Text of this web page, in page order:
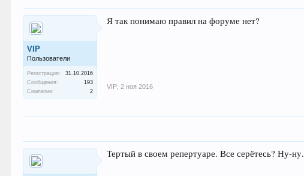
VIP
Пользователи
Регистрация:
31.10.2016
Сообщения:
193
Симпатии:
2
Я так понимаю правил на форуме нет?
VIP 2 ноя 2016
Тертый в своем репертуаре. Все серётесь? Ну-ну.